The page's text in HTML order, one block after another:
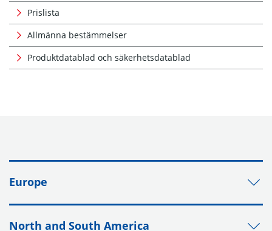
Prislista
Allmänna bestämmelser
Produktdatablad och säkerhetsdatablad
Europe
North and South America